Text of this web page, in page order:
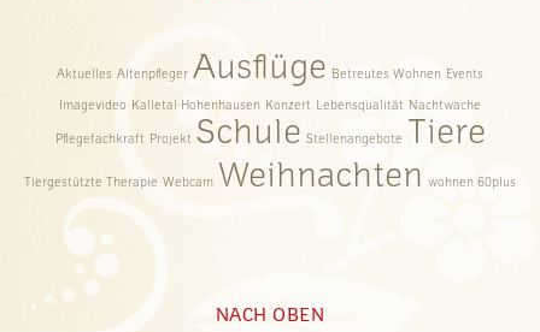
Aktuelles Altenpfleger Ausflüge Betreutes Wohnen Events
Imagevideo Kalletal-Hohenhausen Konzert Lebensqualität Nachtwache
Pflegefachkraft Projekt Schule Stellenangebote Tiere
Tiergestützte Therapie Webcam Weihnachten wohnen 60plus
NACH OBEN